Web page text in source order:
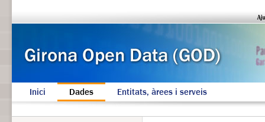
Inici Dades Entitats, àrees i serveis